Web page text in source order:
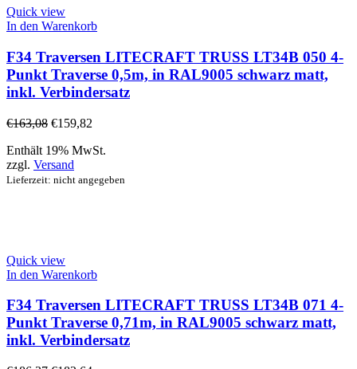
Quick view
In den Warenkorb
F34 Traversen LITECRAFT TRUSS LT34B 050 4-
Punkt Traverse 0,5m, in RAL9005 schwarz matt,
inkl. Verbindersatz
€163,08 €159,82
Enthält 19% MwSt.
zzgl. Versand
Lieferzeit: nicht angegeben
Quick view
In den Warenkorb
F34 Traversen LITECRAFT TRUSS LT34B 071 4-
Punkt Traverse 0,71m, in RAL9005 schwarz matt,
inkl. Verbindersatz